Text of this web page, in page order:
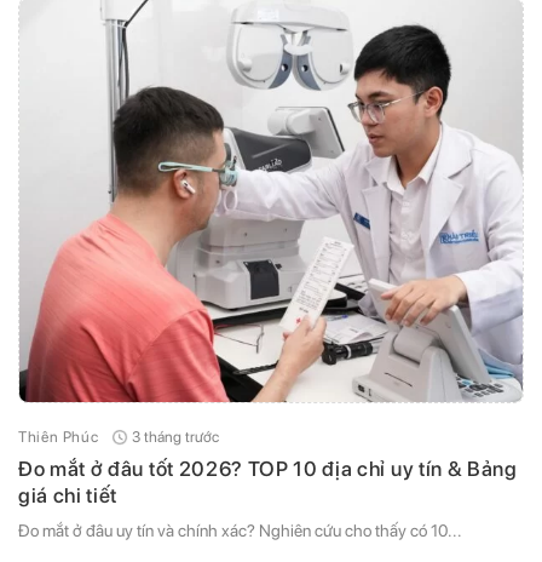
Thiên Phúc 3 tháng trước
Đo mắt ở đâu tốt 2026? TOP 10 địa chỉ uy tín & Bảng
giá chi tiết
Đo mắt ở đâu uy tín và chính xác? Nghiên cứu cho thấy có 10...